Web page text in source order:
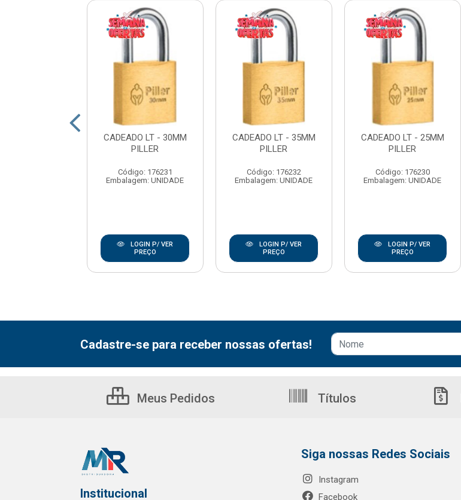
CADEADO LT - 30MM
PILLER
Código: 176231
Embalagem: UNIDADE
LOGIN P/ VER
PREÇO
CADEADO LT - 35MM
PILLER
Código: 176232
Embalagem: UNIDADE
LOGIN P/ VER
PREÇO
CADEADO LT - 25MM
PILLER
Código: 176230
Embalagem: UNIDADE
LOGIN P/ VER
PREÇO
Cadastre-se para receber nossas ofertas!
Meus Pedidos Títulos
Institucional
Siga nossas Redes Sociais
Instagram
Facebook